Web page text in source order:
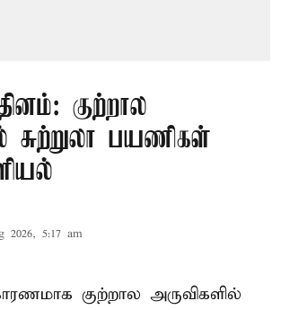
குற்றால
சுற்றுலா பயணிகள்
2026, 5:17 am
குற்றால அருவிகளில்